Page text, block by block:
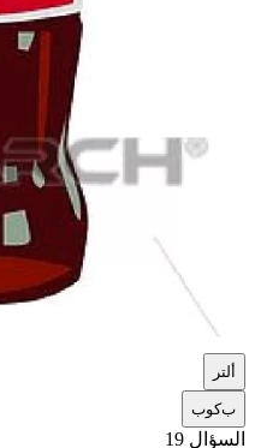
لتر
بكوب
السؤال 19